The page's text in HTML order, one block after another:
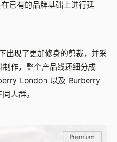
已有的品牌基础上进行延
出现了更加修身的剪裁，并采
作，整个产品线还细分成
London 以及 Burberry
人群。